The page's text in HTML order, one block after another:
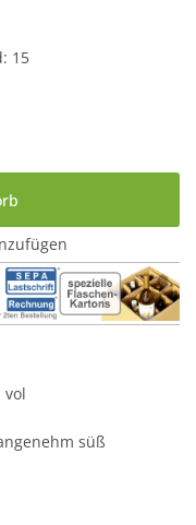
15
gewünschten
vol
süß